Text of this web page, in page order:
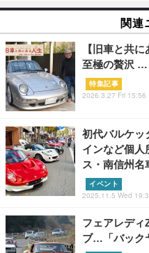
関連
【旧車と共
至極の贅沢 …
特集記事
2026.3.27 Fri 15:56
初代バルケッ
インなど個
ス・南信州名
イベント
2025.11.5 Wed
フェアレディ
ブ…「バック